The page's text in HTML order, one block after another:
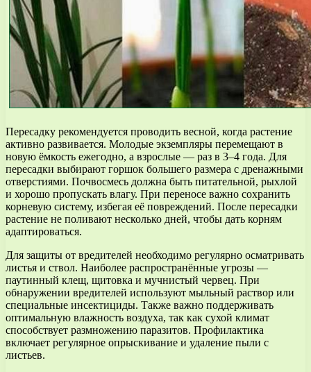
Пересадку рекомендуется проводить весной, когда растение
активно развивается. Молодые экземпляры перемещают в
новую ёмкость ежегодно, а взрослые — раз в 3–4 года. Для
пересадки выбирают горшок большего размера с дренажными
отверстиями. Почвосмесь должна быть питательной, рыхлой
и хорошо пропускать влагу. При переносе важно сохранить
корневую систему, избегая её повреждений. После пересадки
растение не поливают несколько дней, чтобы дать корням
адаптироваться.
Для защиты от вредителей необходимо регулярно осматривать
листья и ствол. Наиболее распространённые угрозы —
паутинный клещ, щитовка и мучнистый червец. При
обнаружении вредителей используют мыльный раствор или
специальные инсектициды. Также важно поддерживать
оптимальную влажность воздуха, так как сухой климат
способствует размножению паразитов. Профилактика
включает регулярное опрыскивание и удаление пыли с
листьев.